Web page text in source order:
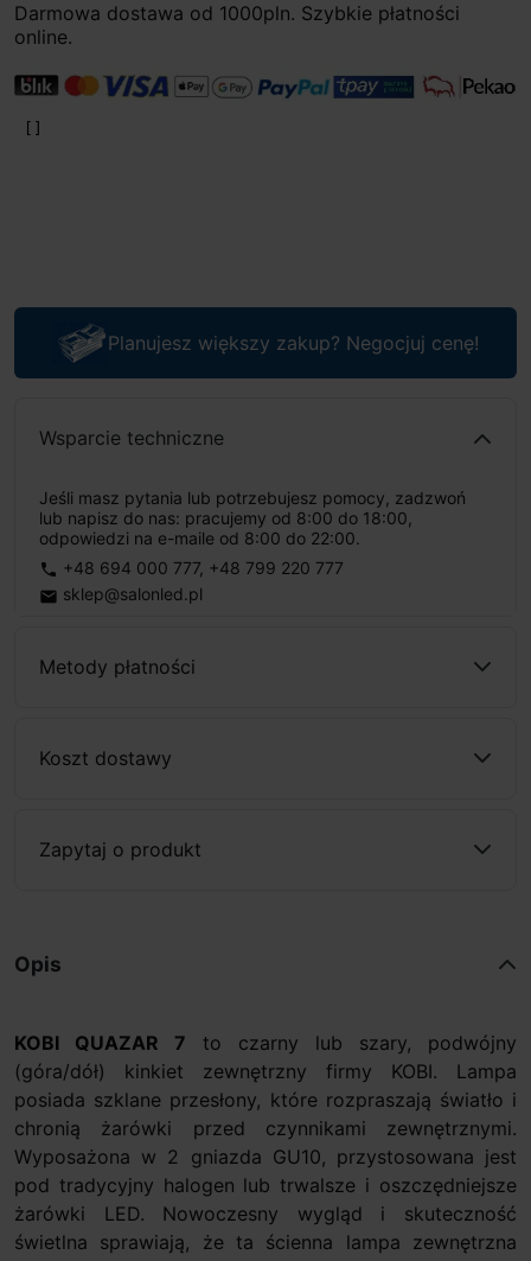
Darmowa dostawa od 1000pln. Szybkie płatności
online.
Planujesz większy zakup? Negocjuj cenę!
Wsparcie techniczne
Jeśli masz pytania lub potrzebujesz pomocy, zadzwoń
lub napisz do nas: pracujemy od 8:00 do 18:00,
odpowiedzi na e-maile od 8:00 do 22:00.
phone +48 694 000 777, +48 799 220 777
email sklep@salonled.pl
Metody płatności
Koszt dostawy
Zapytaj o produkt
Opis
KOBI QUAZAR 7 to czarny lub szary, podwójny
(góra/dół) kinkiet zewnętrzny firmy KOBI. Lampa
posiada szklane przesłony, które rozpraszają światło i
chronią żarówki przed czynnikami zewnętrznymi.
Wyposażona w 2 gniazda GU10, przystosowana jest
pod tradycyjny halogen lub trwalsze i oszczędniejsze
żarówki LED. Nowoczesny wygląd i skuteczność
świetlna sprawiają, że ta ścienna lampa zewnętrzna